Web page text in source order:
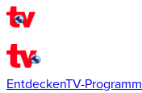
EntdeckenTV-Programm